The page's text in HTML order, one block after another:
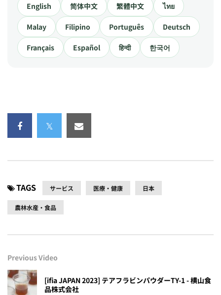
English 简体中文 繁體中文 ไทย
Malay Filipino Português Deutsch
Français Español हिन्दी 한국어
TAGS サービス 医療・健康 日本
農林水産・食品
Previous Video
[ifia JAPAN 2023] テアフラビンパウダーTY-1 - 横山食
品株式会社